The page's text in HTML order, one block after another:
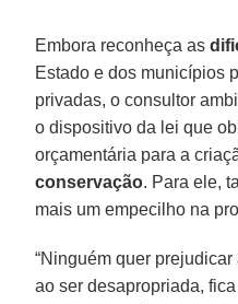
Embora reconheça as
Estado e dos municípios
privadas, o consultor
o dispositivo da lei que
orçamentária para a
conservação. Para ele,
mais um empecilho na
“Ninguém quer
ao ser desapropriada,